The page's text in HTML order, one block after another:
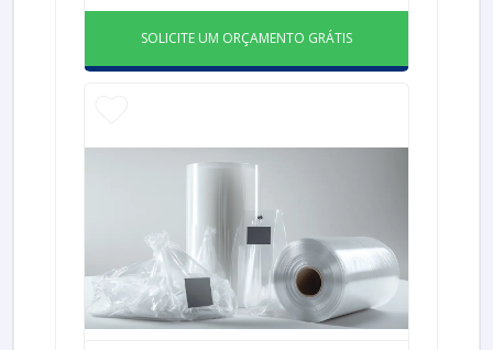
SOLICITE UM ORÇAMENTO GRÁTIS